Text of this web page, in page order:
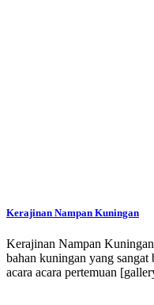
Kerajinan Nampan Kuningan
Kerajinan Nampan
bahan kuningan yang
acara acara pertemuan